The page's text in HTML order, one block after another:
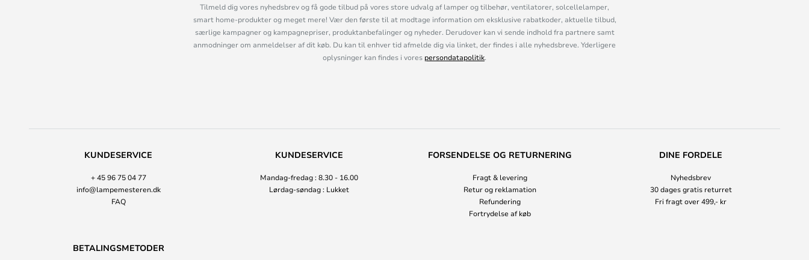
Tilmeld dig vores nyhedsbrev og få gode tilbud på vores store udvalg af lamper og tilbehør, ventilatorer, solcellelamper,
smart home-produkter og meget mere! Vær den første til at modtage information om eksklusive rabatkoder, aktuelle tilbud,
særlige kampagner og kampagnepriser, produktanbefalinger og nyheder. Derudover kan vi sende indhold fra partnere samt
anmodninger om anmeldelser af dit køb. Du kan til enhver tid afmelde dig via linket, der findes i alle nyhedsbreve. Yderligere
oplysninger kan findes i vores persondatapolitik.
KUNDESERVICE
+ 45 96 75 04 77
info@lampemesteren.dk
FAQ
KUNDESERVICE
Mandag-fredag : 8.30 - 16.00
Lørdag-søndag : Lukket
FORSENDELSE OG RETURNERING
Fragt & levering
Retur og reklamation
Refundering
Fortrydelse af køb
DINE FORDELE
Nyhedsbrev
30 dages gratis returret
Fri fragt over 499,- kr
BETALINGSMETODER